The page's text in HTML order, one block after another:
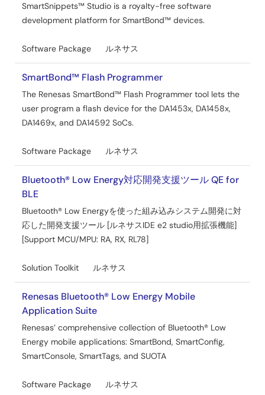
SmartSnippets™ Studio is a royalty-free software
development platform for SmartBond™ devices.
Software Package ルネサス
SmartBond™ Flash Programmer
The Renesas SmartBond™ Flash Programmer tool lets the
user program a flash device for the DA1453x, DA1458x,
DA1469x, and DA14592 SoCs.
Software Package ルネサス
Bluetooth® Low Energy対応開発支援ツール QE for
BLE
Bluetooth® Low Energyを使った組み込みシステム開発に対
応した開発支援ツール [ルネサスIDE e2 studio用拡張機能]
[Support MCU/MPU: RA, RX, RL78]
Solution Toolkit ルネサス
Renesas Bluetooth® Low Energy Mobile
Application Suite
Renesas’ comprehensive collection of Bluetooth® Low
Energy mobile applications: SmartBond, SmartConfig,
SmartConsole, SmartTags, and SUOTA
Software Package ルネサス